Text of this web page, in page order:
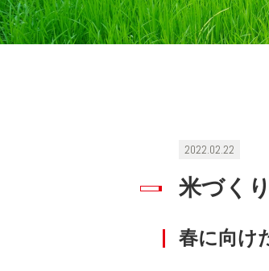
2022.02.22
米づく
春に向け